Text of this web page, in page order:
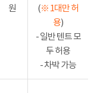
원
(※ 1대만 허
용)
- 일반 텐트 모
두 허용
- 차박 가능